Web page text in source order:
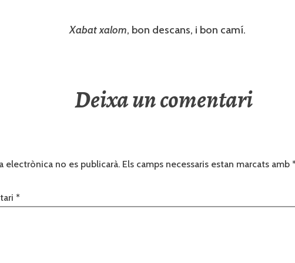
Xabat xalom, bon descans, i bon camí.
Deixa un comentari
electrònica no es publicarà. Els camps necessaris estan marcats amb
*